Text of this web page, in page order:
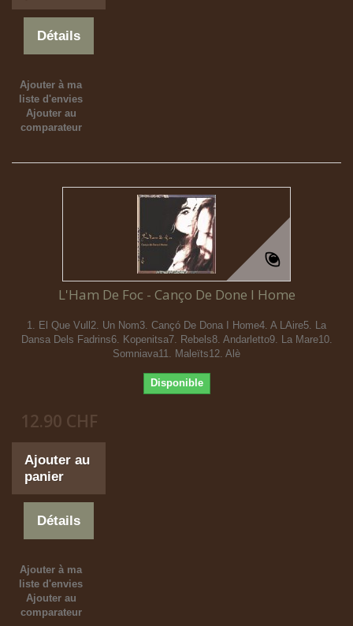
Détails
Ajouter à ma
liste d'envies
Ajouter au
comparateur
L'Ham De Foc - Canço De Done I Home
1. El Que Vull2. Un Nom3. Cançó De Dona I Home4. A LAire5. La
Dansa Dels Fadrins6. Kopenitsa7. Rebels8. Andarletto9. La Mare10.
Somniava11. Maleïts12. Alè
Disponible
12.90 CHF
Ajouter au
panier
Détails
Ajouter à ma
liste d'envies
Ajouter au
comparateur